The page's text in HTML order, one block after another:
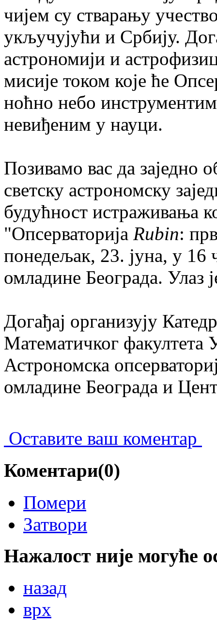
чијем су стварању
укључујући и Србију.
астрономији и
мисије током које ће
ноћно небо
невиђеним у науци.
Позивамо вас да заједно
светску астрономску
будућност истраживања
"Опсерваторија Rubin:
понедељак, 23. јуна, у 16
омладине Београда. Улаз
Догађај организују
Математичког факултета
Астрономска
омладине Београда и
Оставите ваш коментар
Коментари(0)
Помери
Затвори
Нажалост није могуће
назад
врх